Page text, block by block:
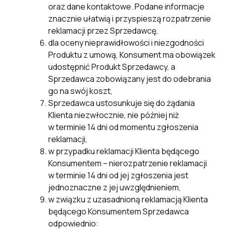
oraz dane kontaktowe. Podane informacje
znacznie ułatwią i przyspieszą rozpatrzenie
reklamacji przez Sprzedawcę,
dla oceny nieprawidłowości i niezgodności
Produktu z umową, Konsument ma obowiązek
udostępnić Produkt Sprzedawcy, a
Sprzedawca zobowiązany jest do odebrania
go na swój koszt,
Sprzedawca ustosunkuje się do żądania
Klienta niezwłocznie, nie później niż
w terminie 14 dni od momentu zgłoszenia
reklamacji,
w przypadku reklamacji Klienta będącego
Konsumentem – nierozpatrzenie reklamacji
w terminie 14 dni od jej zgłoszenia jest
jednoznaczne z jej uwzględnieniem,
w związku z uzasadnioną reklamacją Klienta
będącego Konsumentem Sprzedawca
odpowiednio: